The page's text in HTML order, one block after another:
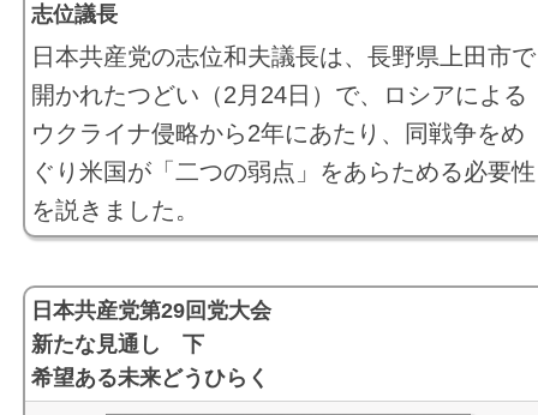
志位議長
日本共産党の志位和夫議長は、長野県上田市で
開かれたつどい（2月24日）で、ロシアによる
ウクライナ侵略から2年にあたり、同戦争をめ
ぐり米国が「二つの弱点」をあらためる必要性
を説きました。
日本共産党第29回党大会
新たな見通し 下
希望ある未来どうひらく